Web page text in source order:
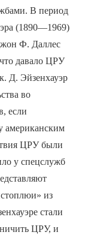
В период
(1890—1969)
Ф. Даллес
давало ЦРУ
Д. Эйзенхауэр
во
если
американским
ЦРУ были
у спецслужб
из
стали
ЦРУ, и